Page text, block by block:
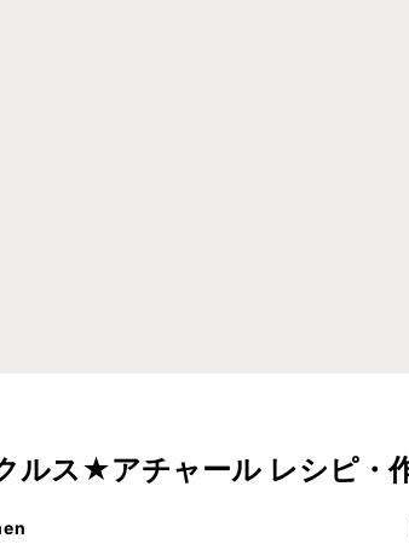
ルス★アチャール レシピ・